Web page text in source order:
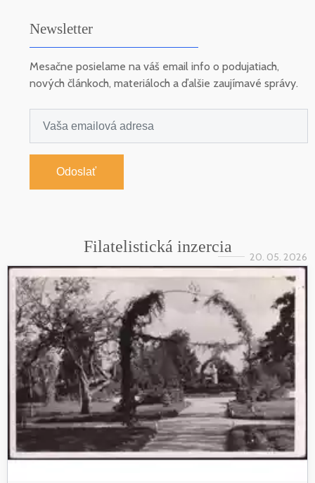
Newsletter
Mesačne posielame na váš email info o podujatiach,
nových článkoch, materiáloch a ďalšie zaujímavé správy.
Odoslať
Filatelistická inzercia
20. 05. 2026